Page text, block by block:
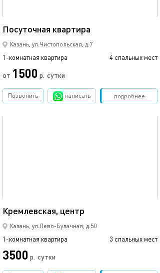
Посуточная квартира
Казань, ул.Чистопольская, д.7
1-комнатная квартира 4 спальных мест
от 1500 р. сутки
подробнее
Позвонить написать Забронировать
Кремлевская, центр
Казань, ул.Лево-Булачная, д.50
1-комнатная квартира 3 спальных мест
3500 р. сутки